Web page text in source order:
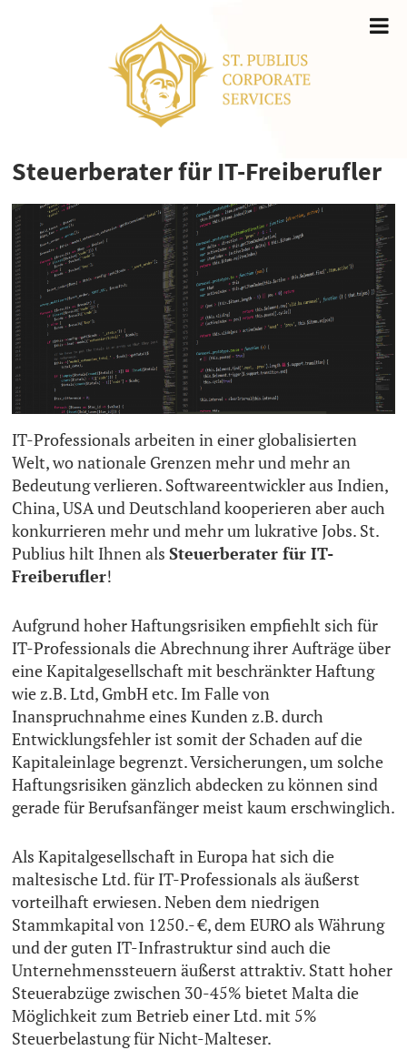
Steuerberater für IT-Freiberufler
IT-Professionals arbeiten in einer globalisierten
Welt, wo nationale Grenzen mehr und mehr an
Bedeutung verlieren. Softwareentwickler aus Indien,
China, USA und Deutschland kooperieren aber auch
konkurrieren mehr und mehr um lukrative Jobs. St.
Publius hilt Ihnen als Steuerberater für IT-
Freiberufler!
Aufgrund hoher Haftungsrisiken empfiehlt sich für
IT-Professionals die Abrechnung ihrer Aufträge über
eine Kapitalgesellschaft mit beschränkter Haftung
wie z.B. Ltd, GmbH etc. Im Falle von
Inanspruchnahme eines Kunden z.B. durch
Entwicklungsfehler ist somit der Schaden auf die
Kapitaleinlage begrenzt. Versicherungen, um solche
Haftungsrisiken gänzlich abdecken zu können sind
gerade für Berufsanfänger meist kaum erschwinglich.
Als Kapitalgesellschaft in Europa hat sich die
maltesische Ltd. für IT-Professionals als äußerst
vorteilhaft erwiesen. Neben dem niedrigen
Stammkapital von 1250.- €, dem EURO als Währung
und der guten IT-Infrastruktur sind auch die
Unternehmenssteuern äußerst attraktiv. Statt hoher
Steuerabzüge zwischen 30-45% bietet Malta die
Möglichkeit zum Betrieb einer Ltd. mit 5%
Steuerbelastung für Nicht-Malteser.